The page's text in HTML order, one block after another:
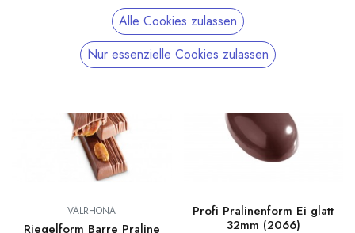
VALRHONA
Riegelform Barre Praline
Profi Pralinenform Ei glatt
32mm (2066)
Alle Cookies zulassen
Nur essenzielle Cookies zulassen